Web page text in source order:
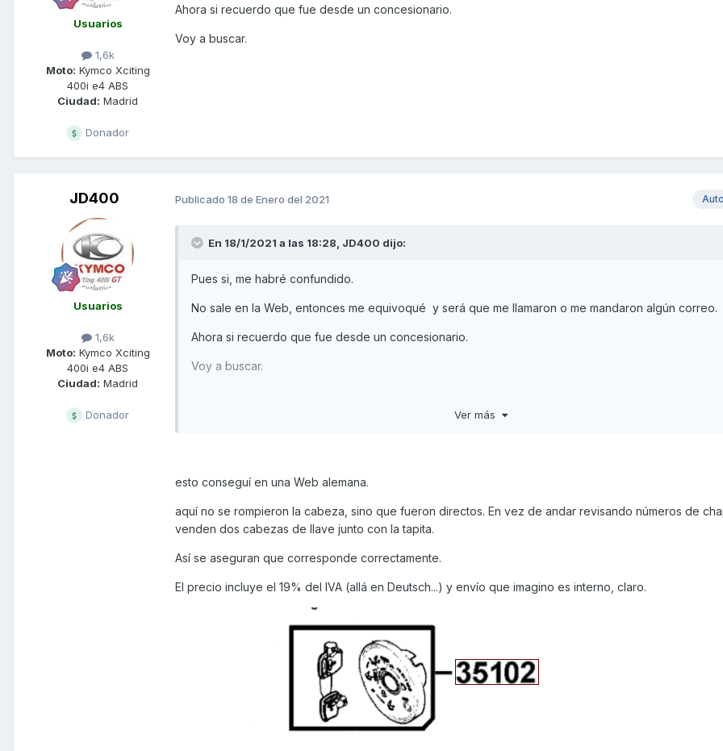
Usuarios
1,6k
Moto: Kymco Xciting
400i e4 ABS
Ciudad: Madrid
Donador
Ahora si recuerdo que fue desde un concesionario.
Voy a buscar.
JD400
Usuarios
1,6k
Moto: Kymco Xciting
400i e4 ABS
Ciudad: Madrid
Donador
Publicado 18 de Enero del 2021
En 18/1/2021 a las 18:28, JD400 dijo:
Pues si, me habré confundido.
No sale en la Web, entonces me equivoqué y será que me llamaron o me mandaron algún correo.
Ahora si recuerdo que fue desde un concesionario.
Voy a buscar.
Ver más
esto conseguí en una Web alemana.
aquí no se rompieron la cabeza, sino que fueron directos. En vez de andar revisando números de
venden dos cabezas de llave junto con la tapita.
Así se aseguran que corresponde correctamente.
El precio incluye el 19% del IVA (allá en Deutsch...) y envío que imagino es interno, claro.